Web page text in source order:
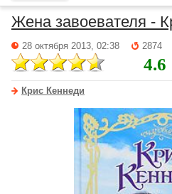
Жена завоевателя -
28 октября 2013, 02:38 2874
4.6
Крис Кеннеди